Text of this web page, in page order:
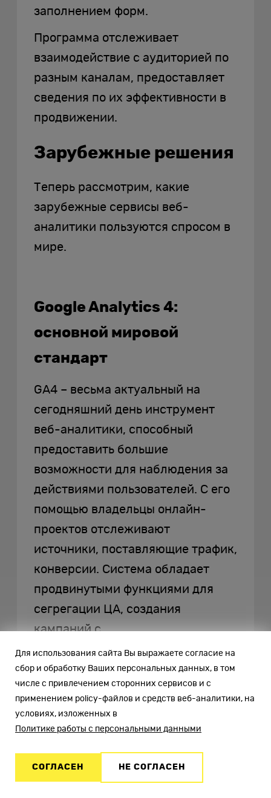
заполнением форм.
Программа отслеживает
взаимодействие с аудиторией по
разным каналам, предоставляет
сведения по их эффективности в
продвижении.
Зарубежные решения
Теперь рассмотрим, какие
зарубежные сервисы веб-
аналитики пользуются спросом в
мире.
Google Analytics 4:
основной мировой
стандарт
GA4 – весьма актуальный на
сегодняшний день инструмент
веб-аналитики, способный
предоставить большие
возможности для наблюдения за
действиями пользователей. С его
помощью владельцы онлайн-
проектов отслеживают
источники, поставляющие трафик,
конверсии. Система обладает
продвинутыми функциями для
сегрегации ЦА, создания
кампаний с
персонализированными
предложениями. Это
многофункциональный сервис,
почти аналогичный Метрике.
SimilarWeb:
Для использования сайта Вы выражаете согласие на
сбор и обработку Ваших персональных данных, в том
числе с привлечением сторонних сервисов и с
применением policy-файлов и средств веб-аналитики, на
условиях, изложенных в
Политике работы с персональными данными
СОГЛАСЕН НЕ СОГЛАСЕН